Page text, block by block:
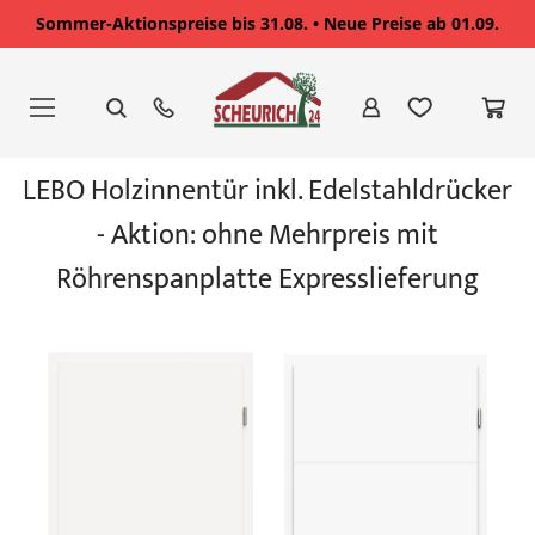
Sommer-Aktionspreise bis 31.08. • Neue Preise ab 01.09.
springen
Ende
springen
LEBO Holzinnentür inkl. Edelstahldrücker
- Aktion: ohne Mehrpreis mit
Röhrenspanplatte Expresslieferung